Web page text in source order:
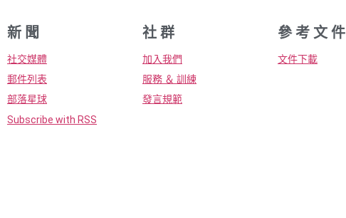
新 聞
社交媒體
郵件列表
部落星球
Subscribe with RSS
社 群
加入我們
服務 ＆ 訓練
發言規範
參 考 文 件
文件下載